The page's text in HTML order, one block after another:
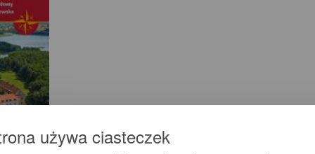
używa ciasteczek